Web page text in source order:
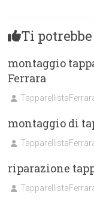
Ti
montaggio
Ferrara
montaggio di
riparazione